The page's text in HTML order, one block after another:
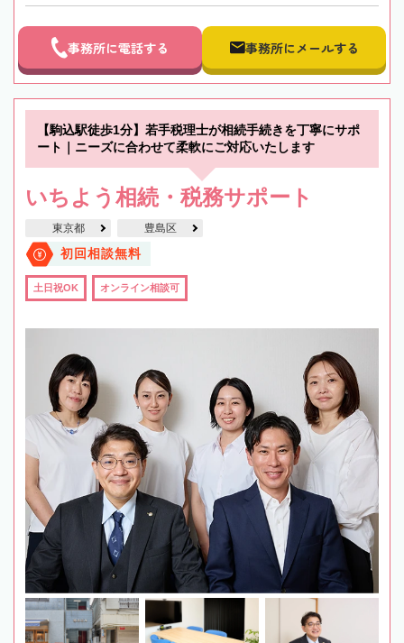
事務所に電話する 事務所にメールする
【駒込駅徒歩1分】若手税理士が相続手続きを丁寧にサポ
ート｜ニーズに合わせて柔軟にご対応いたします
いちよう相続・税務サポート
東京都 豊島区
初回相談無料
土日祝OK オンライン相談可